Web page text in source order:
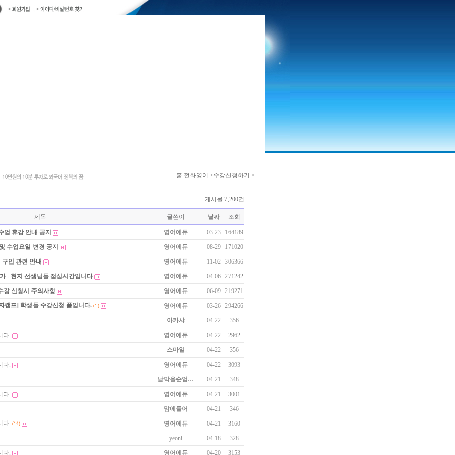
홈 전화영어 >수강신청하기 >
게시물 7,200건
제목 글쓴이 날짜 조회
업 휴강 안내 공지 영어에듀 03-23 164189
수업요일 변경 공지 영어에듀 08-29 171020
입 관련 안내 영어에듀 11-02 306366
- 현지 선생님들 점심시간입니다 영어에듀 04-06 271242
강 신청시 주의사항 영어에듀 06-09 219271
캠프] 학생들 수강신청 폼입니다. (1) 영어에듀 03-26 294266
아카샤 04-22 356
다. 영어에듀 04-22 2962
스마일 04-22 356
다. 영어에듀 04-22 3093
날막을순엄… 04-21 348
다. 영어에듀 04-21 3001
맘에들어 04-21
346
다. (14) 영어에듀 04-21 3160
yeoni 04-18 328
다. 영어에듀 04-20 3153